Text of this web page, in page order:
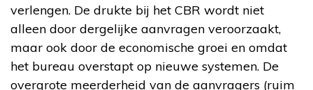
verlengen. De drukte bij het CBR wordt niet
alleen door dergelijke aanvragen veroorzaakt,
maar ook door de economische groei en omdat
het bureau overstapt op nieuwe systemen. De
overgrote meerderheid van de aanvragers (ruim